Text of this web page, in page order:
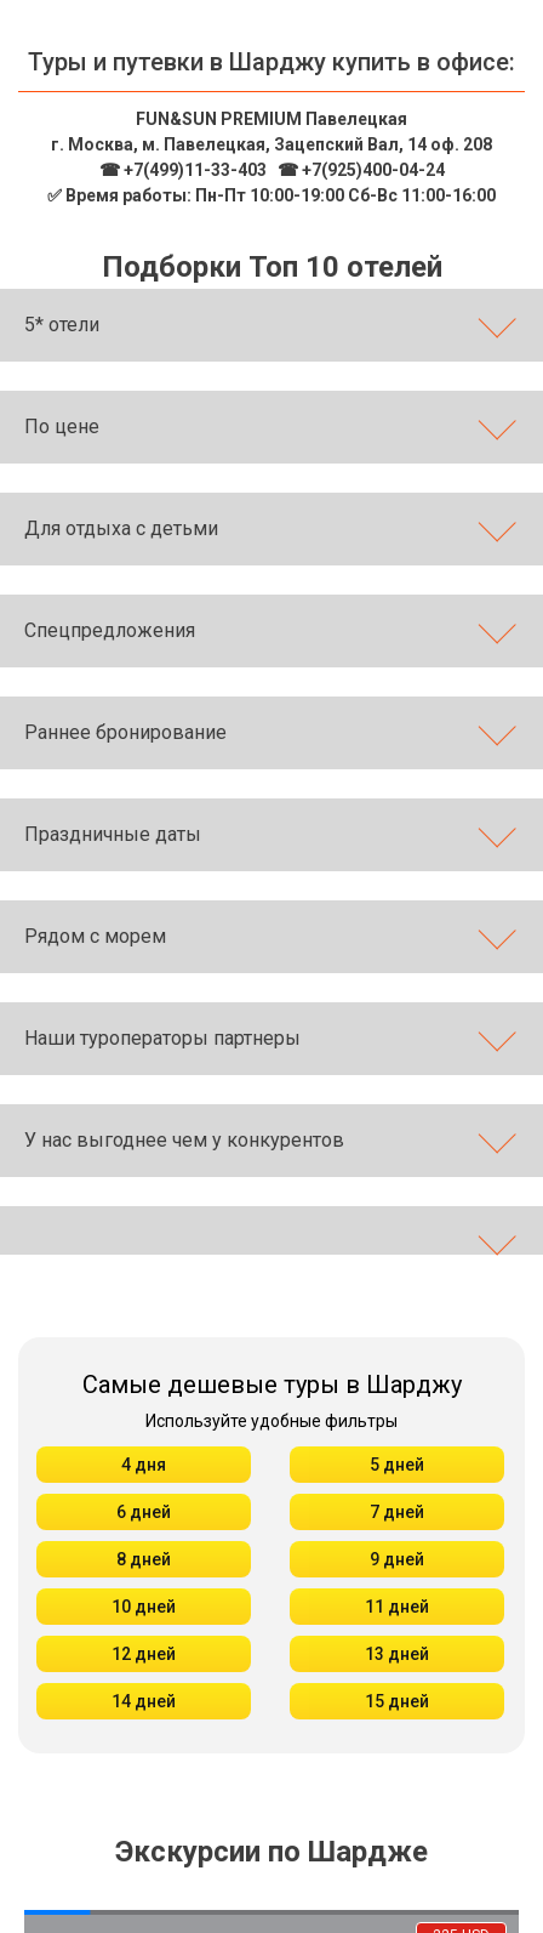
Туры и путевки в Шарджу купить в офисе:
FUN&SUN PREMIUM Павелецкая
г. Москва, м. Павелецкая, Зацепский Вал, 14 оф. 208
☎ +7(499)11-33-403
☎ +7(925)400-04-24
✅ Время работы: Пн-Пт 10:00-19:00 Сб-Вс 11:00-16:00
Подборки Топ 10 отелей
5* отели
По цене
Для отдыха с детьми
Спецпредложения
Раннее бронирование
Праздничные даты
Рядом с морем
Наши туроператоры партнеры
У нас выгоднее чем у конкурентов
Самые дешевые туры в Шарджу
Используйте удобные фильтры
4 дня 5 дней
6 дней 7 дней
8 дней 9 дней
10 дней 11 дней
12 дней 13 дней
14 дней 15 дней
Экскурсии по Шардже
Сетевые отели Бали
Сетевые отели Маврикия